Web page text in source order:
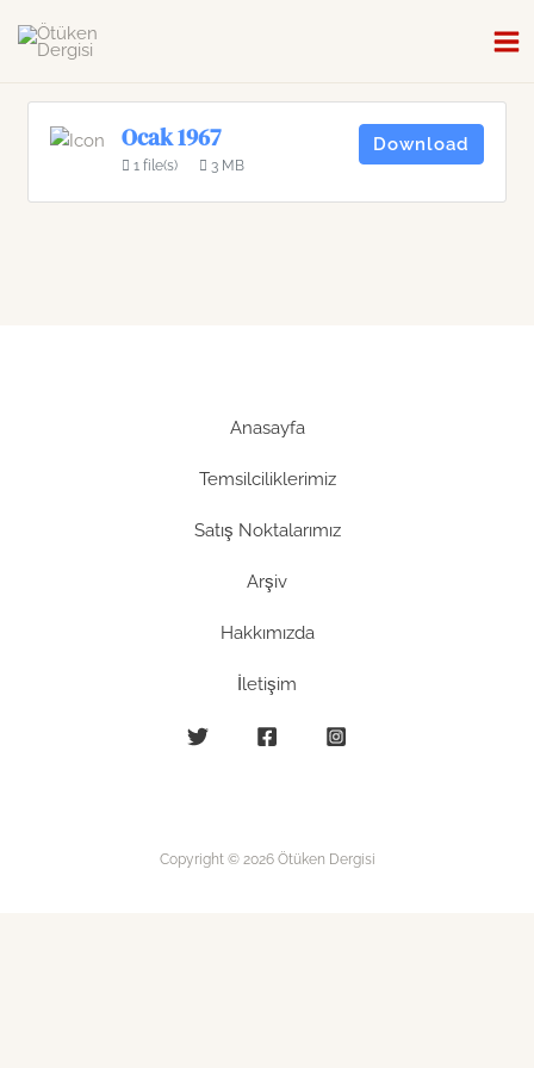
atla
Ocak 1967
1 file(s) 3 MB
Download
Anasayfa
Temsilciliklerimiz
Satış Noktalarımız
Arşiv
Hakkımızda
İletişim
Copyright © 2026 Ötüken Dergisi